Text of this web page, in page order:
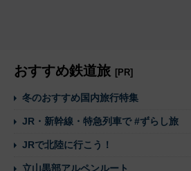
おすすめ鉄道旅 [PR]
冬のおすすめ国内旅行特集
JR・新幹線・特急列車で #ずらし旅
JRで北陸に行こう！
立山黒部アルペンルート